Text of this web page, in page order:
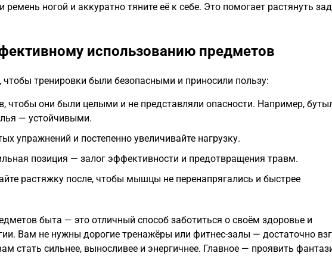
ремень ногой и аккуратно тяните её к себе. Это помогает растянуть
использованию предметов
тренировки были безопасными и приносили пользу:
чтобы они были целыми и не представляли опасности. Например,
— устойчивыми.
упражнений и постепенно увеличивайте нагрузку.
позиция — залог эффективности и предотвращения травм.
растяжку после, чтобы мышцы не перенапрягались и быстрее
быта — это отличный способ заботиться о своём здоровье и
Вам не нужны дорогие тренажёры или фитнес-залы — достаточно
стать сильнее, выносливее и энергичнее. Главное — проявить